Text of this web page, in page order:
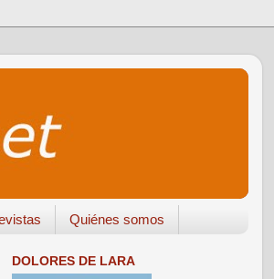
Quiénes somos
DOLORES DE LARA